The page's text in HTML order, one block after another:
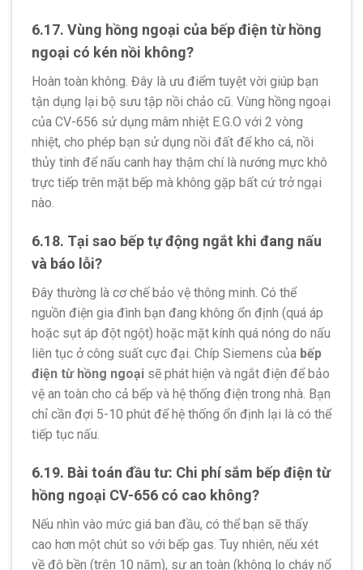
6.17. Vùng hồng ngoại của bếp điện từ hồng
ngoại có kén nồi không?
Hoàn toàn không. Đây là ưu điểm tuyệt vời giúp bạn
tận dụng lại bộ sưu tập nồi chảo cũ. Vùng hồng ngoại
của CV-656 sử dụng mâm nhiệt E.G.O với 2 vòng
nhiệt, cho phép bạn sử dụng nồi đất để kho cá, nồi
thủy tinh để nấu canh hay thậm chí là nướng mực khô
trực tiếp trên mặt bếp mà không gặp bất cứ trở ngại
nào.
6.18. Tại sao bếp tự động ngắt khi đang nấu
và báo lỗi?
Đây thường là cơ chế bảo vệ thông minh. Có thể
nguồn điện gia đình bạn đang không ổn định (quá áp
hoặc sụt áp đột ngột) hoặc mặt kính quá nóng do nấu
liên tục ở công suất cực đại. Chíp Siemens của bếp
điện từ hồng ngoại sẽ phát hiện và ngắt điện để bảo
vệ an toàn cho cả bếp và hệ thống điện trong nhà. Bạn
chỉ cần đợi 5-10 phút để hệ thống ổn định lại là có thể
tiếp tục nấu.
6.19. Bài toán đầu tư: Chi phí sắm bếp điện từ
hồng ngoại CV-656 có cao không?
Nếu nhìn vào mức giá ban đầu, có thể bạn sẽ thấy
cao hơn một chút so với bếp gas. Tuy nhiên, nếu xét
về độ bền (trên 10 năm), sự an toàn (không lo cháy nổ